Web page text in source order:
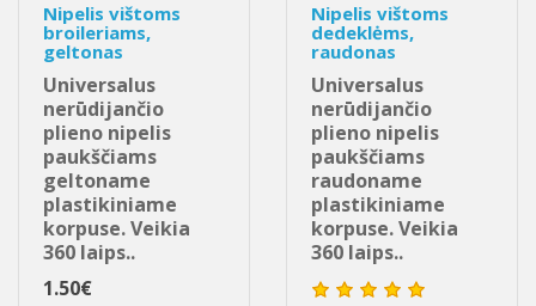
Nipelis vištoms
broileriams,
geltonas
Universalus
nerūdijančio
plieno nipelis
paukščiams
geltoname
plastikiniame
korpuse. Veikia
360 laips..
1.50€
Nipelis vištoms
dedeklėms,
raudonas
Universalus
nerūdijančio
plieno nipelis
paukščiams
raudoname
plastikiniame
korpuse. Veikia
360 laips..